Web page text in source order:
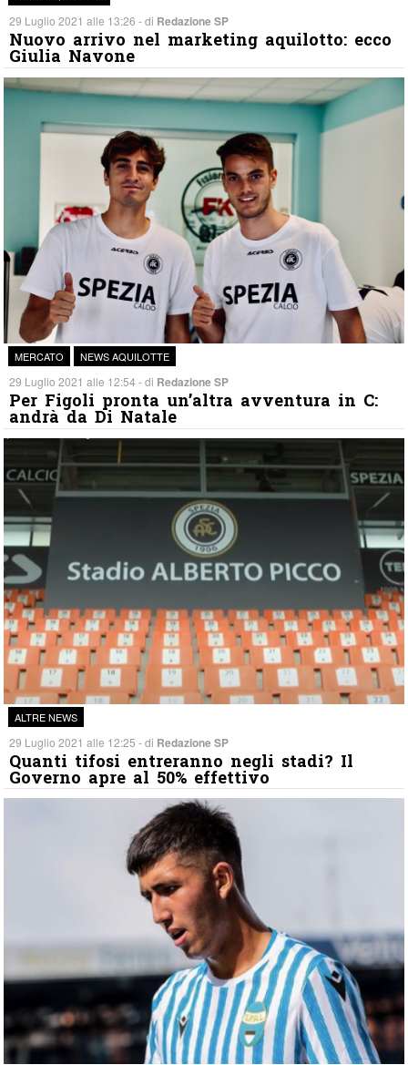
29 Luglio 2021 alle 13:26 - di Redazione SP
Nuovo arrivo nel marketing aquilotto: ecco
Giulia Navone
MERCATO NEWS AQUILOTTE
29 Luglio 2021 alle 12:54 - di Redazione SP
Per Figoli pronta un’altra avventura in C:
andrà da Di Natale
ALTRE NEWS
29 Luglio 2021 alle 12:25 - di Redazione SP
Quanti tifosi entreranno negli stadi? Il
Governo apre al 50% effettivo